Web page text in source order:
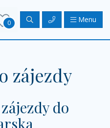
0 Menu
zájezdy
do